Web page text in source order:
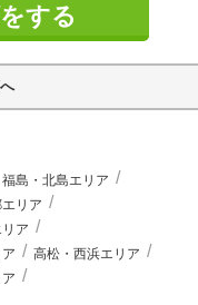
する
島・北島エリア
リア
ア
高松・西浜エリア